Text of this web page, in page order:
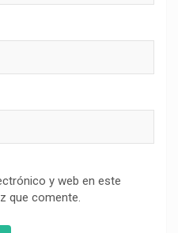
y web en este
que comente.